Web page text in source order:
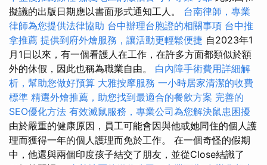
擬議的出版日期應以書面形式通知工人。 台南律師，專業
律師為您提供法律協助 台中辦理台胞證的相關事項 台中推
拿推薦 提供到府外燴服務，讓活動更輕鬆便捷 自2023年1
月1日以來，有一個看護人在工作，在許多方面都類似於額
外的休假，因此也稱為職業自由。 白內障手術費用詳細解
析，幫助您做好預算 大雅按摩服務 一小時居家清潔的收費
標準 精選外燴推薦，助您找到最適合的餐飲方案 完善的
SEO優化方法 有效滅鼠服務，專業公司為您解決鼠患困擾
由於嚴重的健康原因，員工可能會因與他或她同住的個人護
理而獲得一年的個人護理而免於工作。 在一個奇怪的假期
中，他還與兩個印度孩子結交了朋友，並從Close結識了